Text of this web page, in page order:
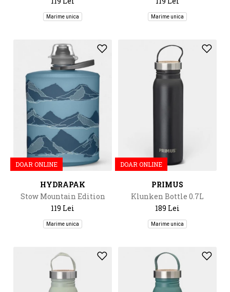
Marime unica Marime unica
DOAR ONLINE
HYDRAPAK
Stow Mountain Edition
500Ml
119 Lei
Marime unica
DOAR ONLINE
PRIMUS
Klunken Bottle 0.7L
189 Lei
Marime unica